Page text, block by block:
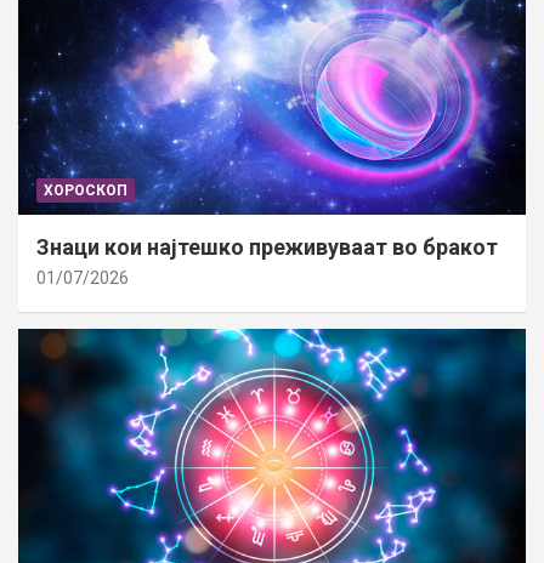
ХОРОСКОП
Знаци кои најтешко преживуваат во бракот
01/07/2026